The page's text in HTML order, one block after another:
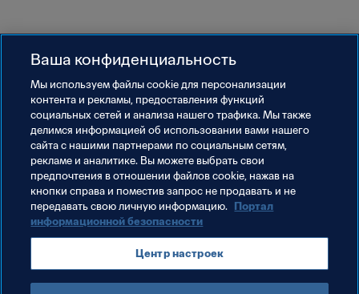
Обновлено: среда, 14 сентября 2022 г. в 14:19
Terms of service
Downloads
Центр настроек
Ваша конфиденциальность
Мы используем файлы сookie для персонализации
контента и рекламы, предоставления функций
социальных сетей и анализа нашего трафика. Мы также
делимся информацией об использовании вами нашего
сайта с нашими партнерами по социальным сетям,
рекламе и аналитике. Вы можете выбрать свои
предпочтения в отношении файлов cookie, нажав на
кнопки справа и поместив запрос не продавать и не
передавать свою личную информацию. Портал
информационной безопасности
Центр настроек